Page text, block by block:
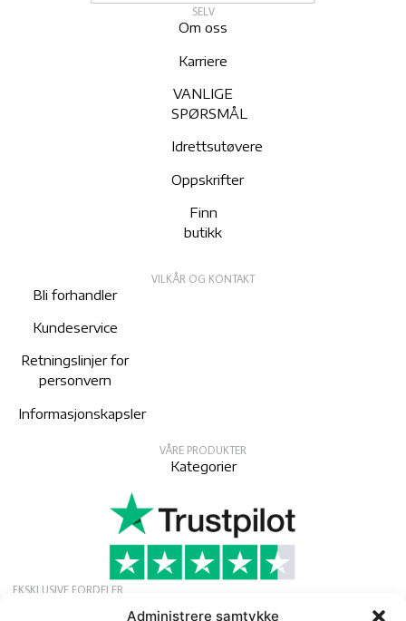
Administrere samtykke
SELV
Om oss
Karriere
VANLIGE
SPØRSMÅL
Idrettsutøvere
Oppskrifter
Finn
butikk
VILKÅR OG KONTAKT
Bli forhandler
Kundeservice
Retningslinjer for
personvern
Informasjonskapsler
VÅRE PRODUKTER
Kategorier
EKSKLUSIVE FORDELER